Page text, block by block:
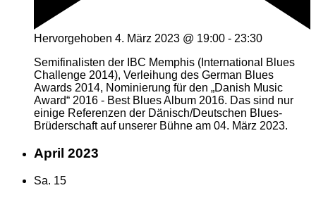
Hervorgehoben 4. März 2023 @ 19:00 - 23:30
Semifinalisten der IBC Memphis (International Blues
Challenge 2014), Verleihung des German Blues
Awards 2014, Nominierung für den „Danish Music
Award“ 2016 - Best Blues Album 2016. Das sind nur
einige Referenzen der Dänisch/Deutschen Blues-
Brüderschaft auf unserer Bühne am 04. März 2023.
April 2023
Sa. 15